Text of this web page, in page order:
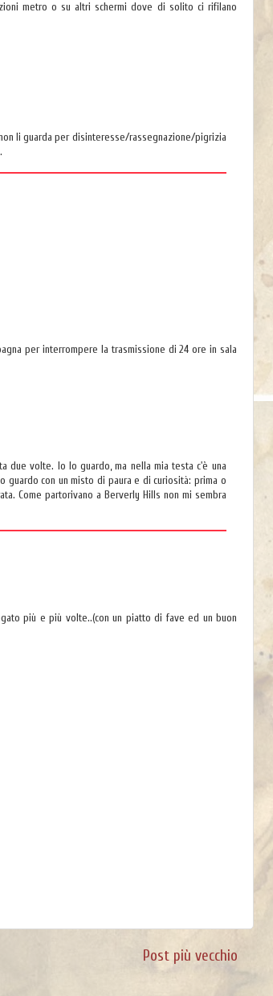
metro o su altri schermi dove di solito ci rifilano
li guarda per disinteresse/rassegnazione/pigrizia
per interrompere la trasmissione di 24 ore in sala
due volte. Io lo guardo, ma nella mia testa c'è una
guardo con un misto di paura e di curiosità: prima o
Come partorivano a Berverly Hills non mi sembra
più e più volte..(con un piatto di fave ed un buon
Post più vecchio